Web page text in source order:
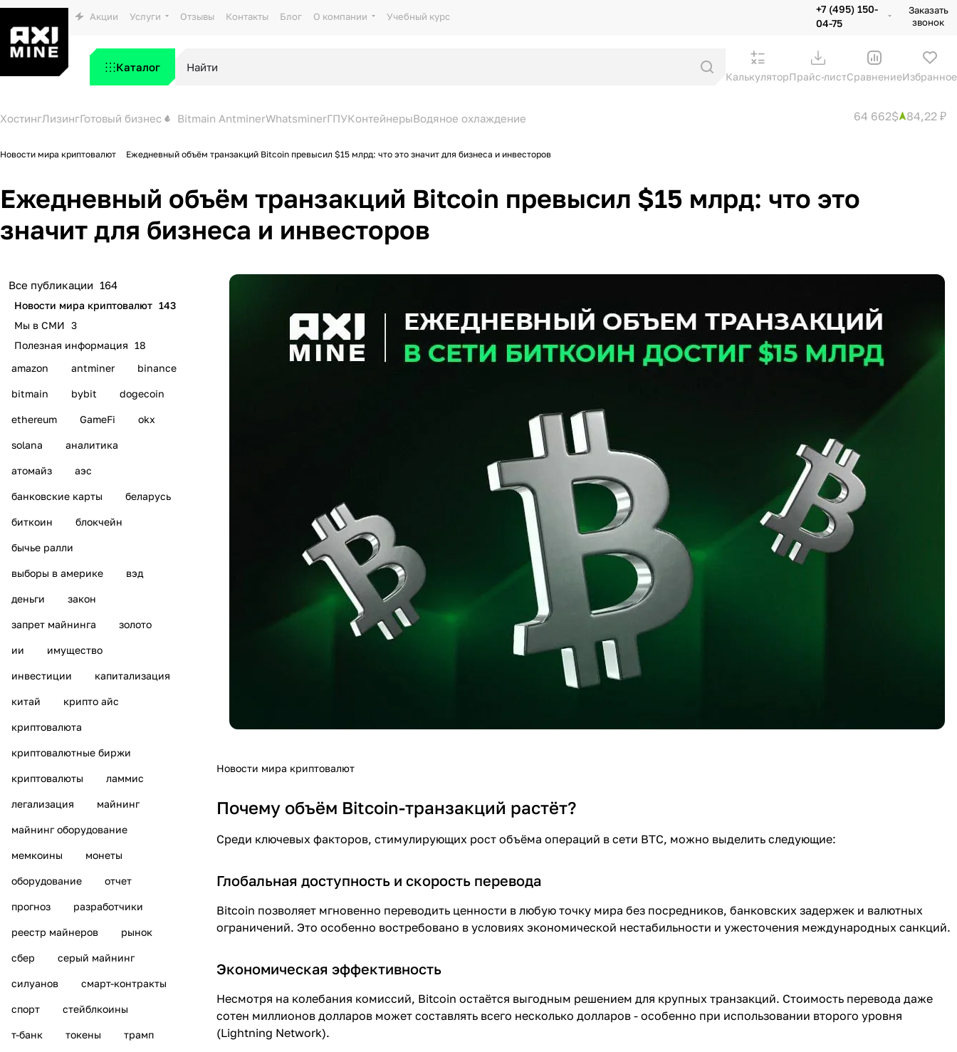
Акции Услуги Отзывы Контакты Блог О компании Учебный курс
+7 (495) 150-
04-75
Заказать
звонок
Каталог
КалькуляторПрайс-листСравнениеИзбранное
ХостингЛизингГотовый бизнес Bitmain AntminerWhatsminerГПУКонтейнерыВодяное охлаждение 64 662$ 84,22 ₽
Новости мира криптовалют Ежедневный объём транзакций Bitcoin превысил $15 млрд: что это значит для бизнеса и инвесторов
Ежедневный объём транзакций Bitcoin превысил $15 млрд: что это
значит для бизнеса и инвесторов
Новости мира криптовалют
Почему объём Bitcoin-транзакций растёт?
Среди ключевых факторов, стимулирующих рост объёма операций в сети BTC, можно выделить следующие:
Глобальная доступность и скорость перевода
Bitcoin позволяет мгновенно переводить ценности в любую точку мира без посредников, банковских задержек и валютных
ограничений. Это особенно востребовано в условиях экономической нестабильности и ужесточения международных санкций.
Экономическая эффективность
Несмотря на колебания комиссий, Bitcoin остаётся выгодным решением для крупных транзакций. Стоимость перевода даже
сотен миллионов долларов может составлять всего несколько долларов - особенно при использовании второго уровня
(Lightning Network).
Все публикации 164
Новости мира криптовалют 143
Мы в СМИ 3
Полезная информация 18
amazon
antminer binance
bitmain bybit dogecoin
ethereum GameFi okx
solana аналитика
атомайз аэс
банковские карты беларусь
биткоин блокчейн
бычье ралли
выборы в америке вэд
деньги закон
запрет майнинга золото
ии имущество
инвестиции капитализация
китай крипто айс
криптовалюта
криптовалютные биржи
криптовалюты ламмис
легализация майнинг
майнинг оборудование
мемкоины монеты
оборудование отчет
прогноз разработчики
реестр майнеров рынок
сбер серый майнинг
силуанов смарт-контракты
спорт стейблкоины
т-банк токены трамп